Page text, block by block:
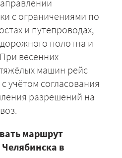
с ограничениями по
и путепроводах,
полотна и
весенних
машин рейс
учётом согласования
разрешений на
маршрут
в
+7 (499) 520-05-23